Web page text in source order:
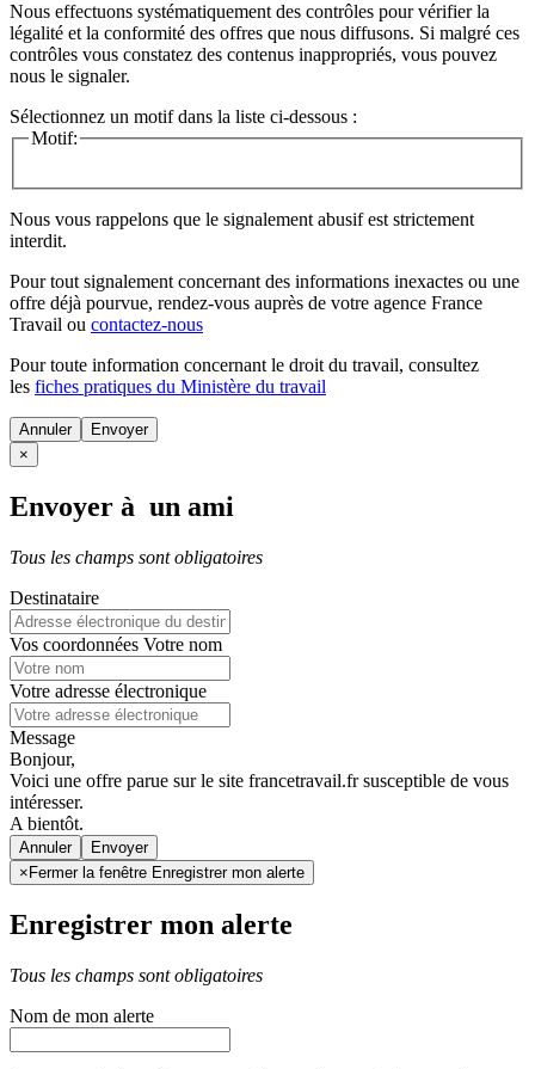
Nous effectuons systématiquement des contrôles pour vérifier la
légalité et la conformité des offres que nous diffusons. Si malgré ces
contrôles vous constatez des contenus inappropriés, vous pouvez
nous le signaler.
Sélectionnez un motif dans la liste ci-dessous :
Motif:
Nous vous rappelons que le signalement abusif est strictement
interdit.
Pour tout signalement concernant des informations inexactes ou une
offre déjà pourvue, rendez-vous auprès de votre agence France
Travail ou contactez-nous
Pour toute information concernant le droit du travail, consultez
les fiches pratiques du Ministère du travail
Annuler
×
Envoyer à un ami
Tous les champs sont obligatoires
Destinataire
Vos coordonnées Votre nom
Votre adresse électronique
Message
Bonjour,
Voici une offre parue sur le site francetravail.fr susceptible de vous
intéresser.
A bientôt.
Annuler
× Fermer la fenêtre Enregistrer mon alerte
Enregistrer mon alerte
Tous les champs sont obligatoires
Nom de mon alerte